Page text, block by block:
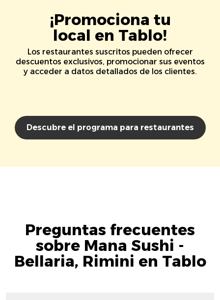
¡Promociona tu
local en Tablo!
Los restaurantes suscritos pueden ofrecer
descuentos exclusivos, promocionar sus eventos
y acceder a datos detallados de los clientes.
Descubre el programa para restaurantes
Preguntas frecuentes
sobre Mana Sushi -
Bellaria, Rimini en Tablo